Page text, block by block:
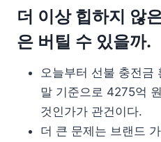
더 이상 힙하지 않
은 버틸 수 있을까.
오늘부터 선불 충전금
말 기준으로 4275억
것인가가 관건이다.
더 큰 문제는 브랜드